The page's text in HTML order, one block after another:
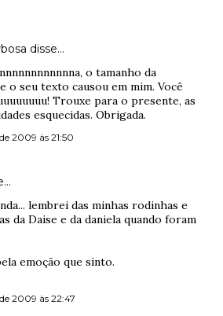
disse…
o tamanho da
o seu texto causou em mim. Você
Trouxe para o presente, as
esquecidas. Obrigada.
2009 às 21:50
lembrei das minhas rodinhas e
da Daise e da daniela quando foram
emoção que sinto.
2009 às 22:47